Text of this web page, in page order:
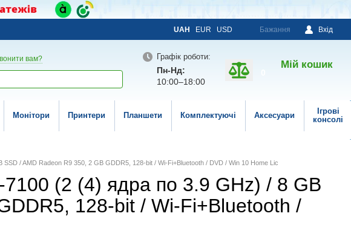
UAH EUR USD Бажання Вхід
вам? Графік роботи:
Пн-Нд:
10:00–18:00
Мій кошик
Монітори Принтери Планшети Комплектуючі Аксесуари
Ігрові
консолі
/ AMD Radeon R9 350, 2 GB GDDR5, 128-bit / Wi-Fi+Bluetooth / DVD / Win 10 Home Lic
(2 (4) ядра по 3.9 GHz) / 8 GB
128-bit / Wi-Fi+Bluetooth /